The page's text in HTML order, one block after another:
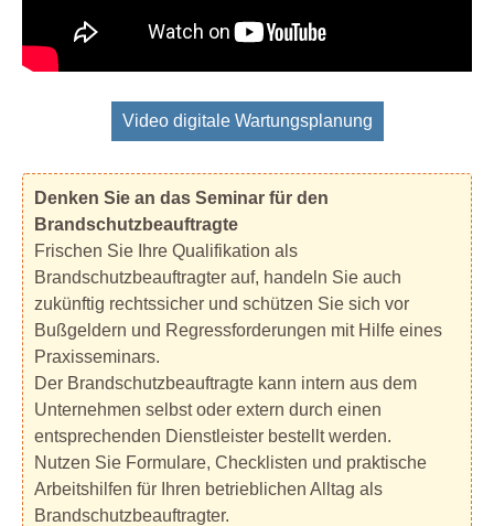
Video digitale Wartungsplanung
Denken Sie an das Seminar für den
Brandschutzbeauftragte
Frischen Sie Ihre Qualifikation als
Brandschutzbeauftragter auf, handeln Sie auch
zukünftig rechtssicher und schützen Sie sich vor
Bußgeldern und Regressforderungen mit Hilfe eines
Praxisseminars.
Der Brandschutzbeauftragte kann intern aus dem
Unternehmen selbst oder extern durch einen
entsprechenden Dienstleister bestellt werden.
Nutzen Sie Formulare, Checklisten und praktische
Arbeitshilfen für Ihren betrieblichen Alltag als
Brandschutzbeauftragter.